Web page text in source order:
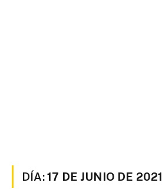
DÍA:17 DE JUNIO DE 2021